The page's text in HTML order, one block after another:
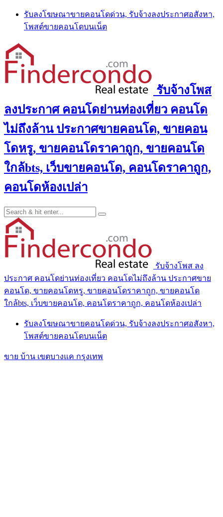
Skip
content
รับลงโฆษณาขายคอนโดด่วน, รับจ้างลงประกาศอสังหา,
โพสต์ขายคอนโดบนเน็ต
รับจ้างโพส
ลงประกาศ คอนโดย่านท่องเที่ยว คอนโด
ไม่ถึงล้าน ประกาศขายคอนโด, ขายคอน
โดหรู, ขายคอนโดราคาถูก, ขายคอนโด
ใกล้bts, เว็บขายคอนโด, คอนโดราคาถูก,
คอนโดห้องเปล่า
รับจ้างโพส ลง
ประกาศ คอนโดย่านท่องเที่ยว คอนโดไม่ถึงล้าน ประกาศขาย
คอนโด, ขายคอนโดหรู, ขายคอนโดราคาถูก, ขายคอนโด
ใกล้bts, เว็บขายคอนโด, คอนโดราคาถูก, คอนโดห้องเปล่า
รับลงโฆษณาขายคอนโดด่วน, รับจ้างลงประกาศอสังหา,
โพสต์ขายคอนโดบนเน็ต
ขาย บ้าน เขตบางแค กรุงเทพ